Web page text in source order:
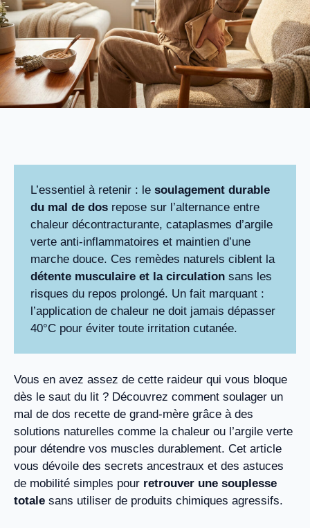
L’essentiel à retenir : le soulagement durable
du mal de dos repose sur l’alternance entre
chaleur décontracturante, cataplasmes d’argile
verte anti-inflammatoires et maintien d’une
marche douce. Ces remèdes naturels ciblent la
détente musculaire et la circulation sans les
risques du repos prolongé. Un fait marquant :
l’application de chaleur ne doit jamais dépasser
40°C pour éviter toute irritation cutanée.
Vous en avez assez de cette raideur qui vous bloque
dès le saut du lit ? Découvrez comment soulager un
mal de dos recette de grand-mère grâce à des
solutions naturelles comme la chaleur ou l’argile verte
pour détendre vos muscles durablement. Cet article
vous dévoile des secrets ancestraux et des astuces
de mobilité simples pour retrouver une souplesse
totale sans utiliser de produits chimiques agressifs.